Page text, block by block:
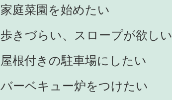
家庭菜園を始めたい
歩きづらい、スロープが欲しい
屋根付きの駐車場にしたい
バーベキュー炉をつけたい